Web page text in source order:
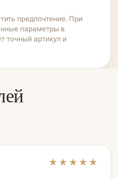
предпочтение. При
параметры в
точный артикул и
★★★★★